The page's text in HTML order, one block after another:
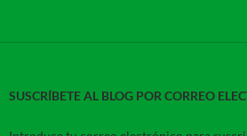
SUSCRÍBETE AL BLOG POR CORREO